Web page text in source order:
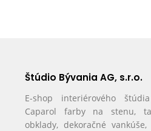
Štúdio Bývania AG, s.r.o.
E-shop interiérového
Caparol farby na stenu,
obklady, dekoračné